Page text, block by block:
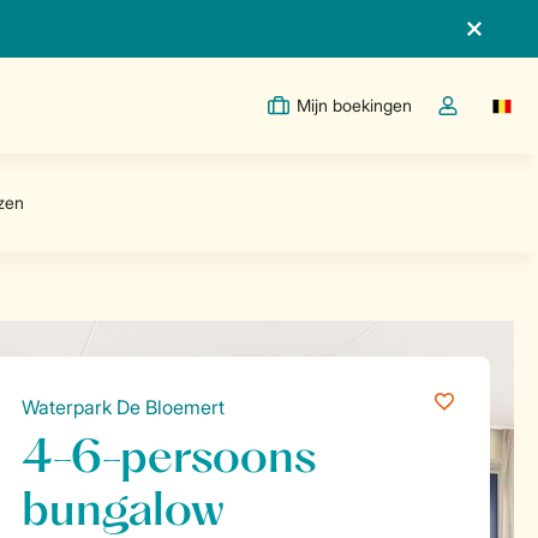
Mijn boekingen
Open de
Waterpark De Bloemert
4-6-persoons
bungalow